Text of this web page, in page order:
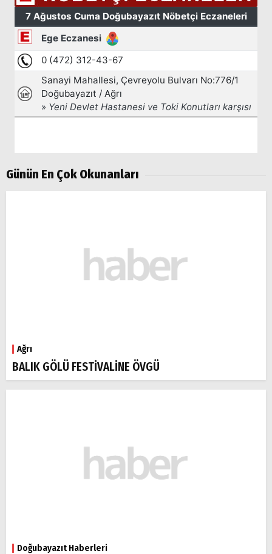
Günün En Çok Okunanları
Ağrı
BALIK GÖLÜ FESTİVALİNE ÖVGÜ
Doğubayazıt Haberleri